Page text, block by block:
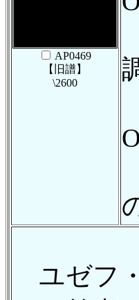
AP0469
【旧譜】
\2600
ユゼフ